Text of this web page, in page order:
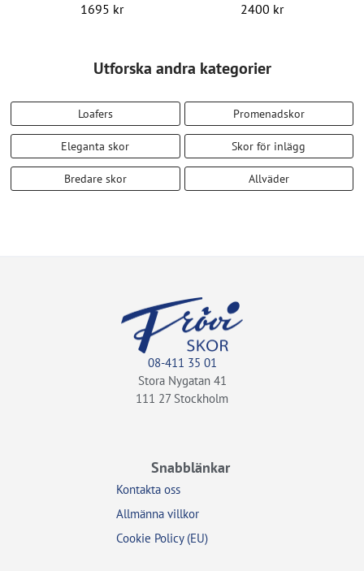
2400 kr
1695 kr
Utforska andra kategorier
Loafers Promenadskor
Eleganta skor Skor för inlägg
Bredare skor Allväder
08-411 35 01
Stora Nygatan 41
111 27 Stockholm
Snabblänkar
Kontakta oss
Allmänna villkor
Cookie Policy (EU)